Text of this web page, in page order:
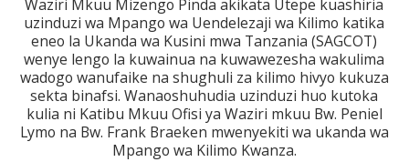
Waziri Mkuu Mizengo Pinda akikata Utepe kuashiria
uzinduzi wa Mpango wa Uendelezaji wa Kilimo katika
eneo la Ukanda wa Kusini mwa Tanzania (SAGCOT)
wenye lengo la kuwainua na kuwawezesha wakulima
wadogo wanufaike na shughuli za kilimo hivyo kukuza
sekta binafsi. Wanaoshuhudia uzinduzi huo kutoka
kulia ni Katibu Mkuu Ofisi ya Waziri mkuu Bw. Peniel
Lymo na Bw. Frank Braeken mwenyekiti wa ukanda wa
Mpango wa Kilimo Kwanza.